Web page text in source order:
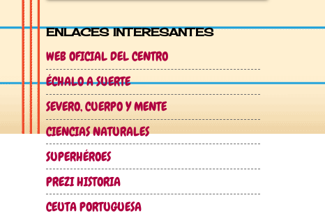
ENLACES INTERESANTES
WEB OFICIAL DEL CENTRO
ÉCHALO A SUERTE
SEVERO, CUERPO Y MENTE
CIENCIAS NATURALES
SUPERHÉROES
PREZI HISTORIA
CEUTA PORTUGUESA